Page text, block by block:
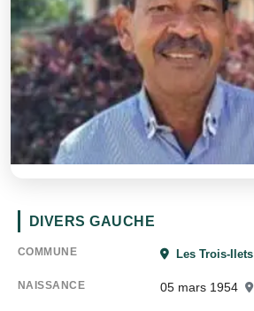
DIVERS GAUCHE
COMMUNE Les Trois-Ilets
NAISSANCE 05 mars 1954